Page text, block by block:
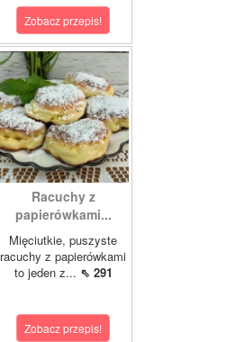
Zobacz przepis!
Racuchy z
papierówkami...
Mięciutkie, puszyste
racuchy z papierówkami
to jeden z... ⇖ 291
Zobacz przepis!